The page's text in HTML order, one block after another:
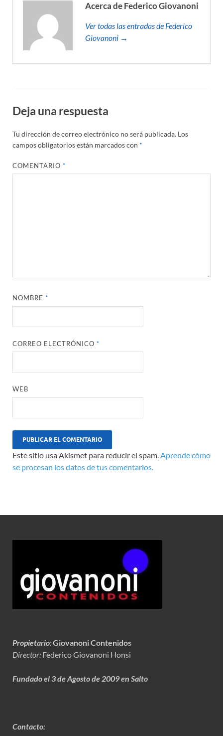
Acerca de Federico Giovanoni
Ver todas las entradas de Federico
Giovanoni →
Deja una respuesta
Tu dirección de correo electrónico no será publicada. Los
campos obligatorios están marcados con *
COMENTARIO*
NOMBRE*
CORREO ELECTRÓNICO*
WEB
Este sitio usa Akismet para reducir el spam.Aprende cómo
se procesan los datos de tus comentarios.
Propietario:Giovanoni Contenidos
Director: Federico Giovanoni Honsi
Fundado el 3 de Agosto de 2009 en Salto
Contacto: